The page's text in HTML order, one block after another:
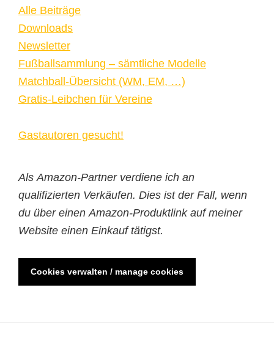
Alle Beiträge
Downloads
Newsletter
Fußballsammlung – sämtliche Modelle
Matchball-Übersicht (WM, EM, …)
Gratis-Leibchen für Vereine
Gastautoren gesucht!
Als Amazon-Partner verdiene ich an
qualifizierten Verkäufen. Dies ist der Fall, wenn
du über einen Amazon-Produktlink auf meiner
Website einen Einkauf tätigst.
Cookies verwalten / manage cookies